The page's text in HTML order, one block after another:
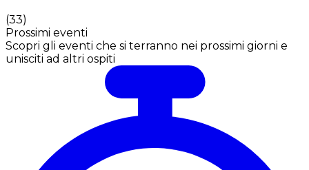
(33)
Prossimi eventi
Scopri gli eventi che si terranno nei prossimi giorni e
unisciti ad altri ospiti